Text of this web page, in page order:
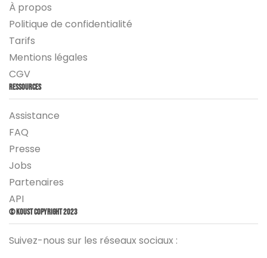
À propos
Politique de confidentialité
Tarifs
Mentions légales
CGV
Ressources
Assistance
FAQ
Presse
Jobs
Partenaires
API
© Koust Copyright 2023
Suivez-nous sur les réseaux sociaux :